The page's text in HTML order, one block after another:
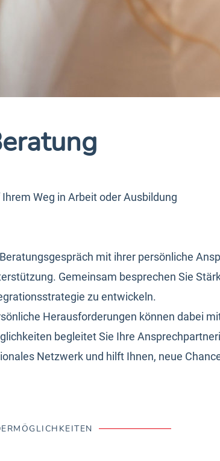
Ihrem Weg in Arbeit oder Ausbildung
mit ihrer persönliche
Gemeinsam besprechen Sie
zu entwickeln.
Herausforderungen können dabei
begleitet Sie Ihre
Netzwerk und hilft Ihnen, neue